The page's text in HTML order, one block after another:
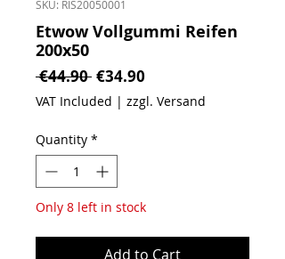
SKU: RIS20050001
Etwow Vollgummi Reifen
200x50
€44.90 Regular Price
€34.90
VAT Included | zzgl. Versand
Quantity *
Only 8 left in stock
Add to Cart